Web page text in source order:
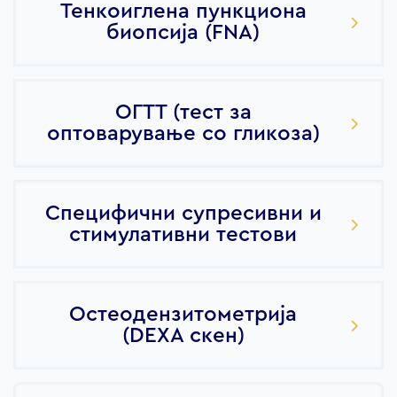
Тенкоиглена пункциона
биопсија (FNA)
ОГТТ (тест за
оптоварување со гликоза)
Специфични супресивни и
стимулативни тестови
Остеодензитометрија
(DEXA скен)